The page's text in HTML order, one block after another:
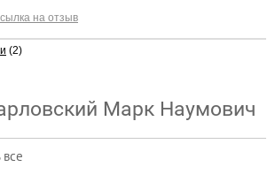
на отзыв
(2)
Марк Наумович